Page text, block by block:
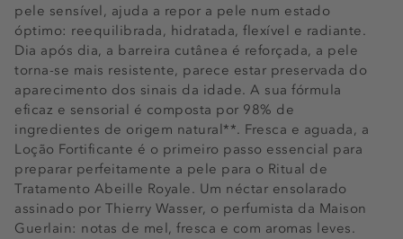
pele sensível, ajuda a repor a pele num estado
óptimo: reequilibrada, hidratada, flexível e radiante.
Dia após dia, a barreira cutânea é reforçada, a pele
torna-se mais resistente, parece estar preservada do
aparecimento dos sinais da idade. A sua fórmula
eficaz e sensorial é composta por 98% de
ingredientes de origem natural**. Fresca e aguada, a
Loção Fortificante é o primeiro passo essencial para
preparar perfeitamente a pele para o Ritual de
Tratamento Abeille Royale. Um néctar ensolarado
assinado por Thierry Wasser, o perfumista da Maison
Guerlain: notas de mel, fresca e com aromas leves.